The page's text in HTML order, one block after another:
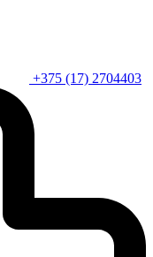
+375 (17) 2704403